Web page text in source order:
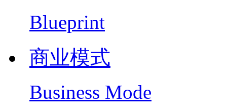
Blueprint
商业模式
Business Mode